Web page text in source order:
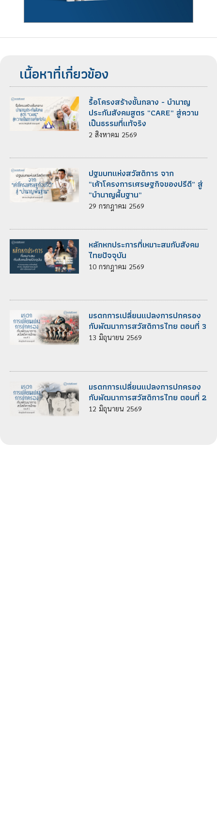
เนื้อหาที่เกี่ยวข้อง
รื้อโครงสร้างชั้นกลาง - บำนาญ
ประกันสังคมสูตร “CARE” สู่ความ
เป็นธรรมที่แท้จริง
2 สิงหาคม 2569
ปฐมบทแห่งสวัสดิการ จาก
“เค้าโครงการเศรษฐกิจของปรีดี” สู่
“บำนาญพื้นฐาน”
29 กรกฎาคม 2569
หลักหกประการที่เหมาะสมกับสังคม
ไทยปัจจุบัน
10 กรกฎาคม 2569
มรดกการเปลี่ยนแปลงการปกครอง
กับพัฒนาการสวัสดิการไทย ตอนที่ 3
13 มิถุนายน 2569
มรดกการเปลี่ยนแปลงการปกครอง
กับพัฒนาการสวัสดิการไทย ตอนที่ 2
12 มิถุนายน 2569